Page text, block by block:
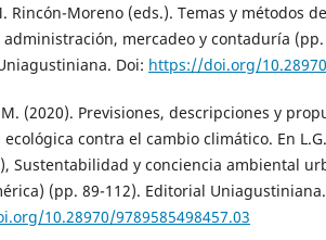
Rincón-Moreno (eds.). Temas y métodos
administración, mercadeo y contaduría (pp.
Doi: https://doi.org/
(2020). Previsiones, descripciones y
contra el cambio climático. En
Sustentabilidad y conciencia ambiental
(pp. 89-112). Editorial
10.28970/9789585498457.03